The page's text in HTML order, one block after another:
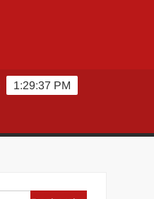
1:29:37 PM